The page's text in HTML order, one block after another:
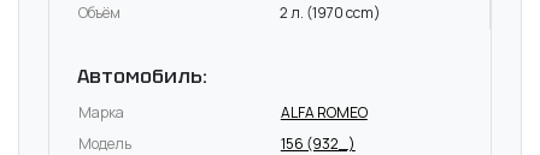
Объём 2 л. (1970 ccm)
Автомобиль:
Марка
ALFA ROMEO
Модель
156 (932_)